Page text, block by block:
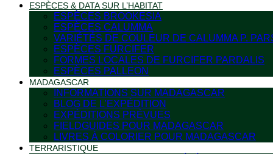
ESPÈCES & DATA SUR L’HABITAT
ESPÈCES BROOKESIA
ESPÈCES CALUMMA
VARIÉTÉS DE COULEUR DE CALUMMA P.
ESPÈCES FURCIFER
FORMES LOCALES DE FURCIFER PARDALIS
ESPÈCES PALLEON
MADAGASCAR
INFORMATIONS SUR MADAGASCAR
BLOG DE L’EXPÉDITION
EXPÉDITIONS PRÉVUES
FIELDGUIDES POUR MADAGASCAR
LIVRES À COLORIER POUR MADAGASCAR
TERRARISTIQUE